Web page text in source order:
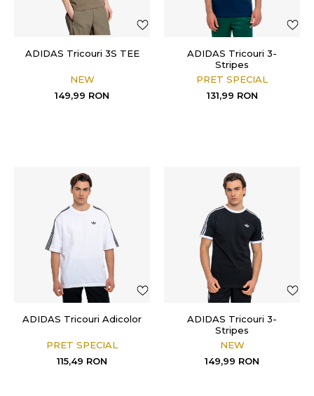
ADIDAS Tricouri 3S TEE
NEW
149,99 RON
ADIDAS Tricouri 3-
Stripes
PRET SPECIAL
131,99 RON
ADIDAS Tricouri Adicolor
PRET SPECIAL
115,49 RON
ADIDAS Tricouri 3-
Stripes
NEW
149,99 RON